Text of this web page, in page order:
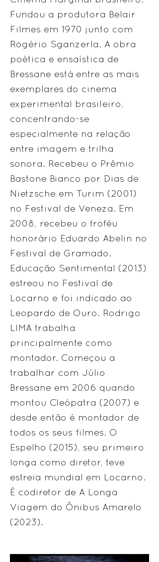
Fundou a produtora Belair
Filmes em 1970 junto com
Rogério Sganzerla. A obra
poética e ensaística de
Bressane está entre as mais
exemplares do cinema
experimental brasileiro,
concentrando-se
especialmente na relação
entre imagem e trilha
sonora. Recebeu o Prêmio
Bastone Bianco por Dias de
Nietzsche em Turim (2001)
no Festival de Veneza. Em
2008, recebeu o troféu
honorário Eduardo Abelin no
Festival de Gramado.
Educação Sentimental (2013)
estreou no Festival de
Locarno e foi indicado ao
Leopardo de Ouro. Rodrigo
LIMA trabalha
principalmente como
montador. Começou a
trabalhar com Júlio
Bressane em 2006 quando
montou Cleópatra (2007) e
desde então é montador de
todos os seus filmes. O
Espelho (2015), seu primeiro
longa como diretor, teve
estreia mundial em Locarno.
É codiretor de A Longa
Viagem do Ônibus Amarelo
(2023).